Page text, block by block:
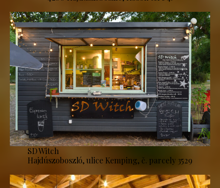
SD Witch
Hajdúszoboszló, ulice Kemping, č. parcely 3529